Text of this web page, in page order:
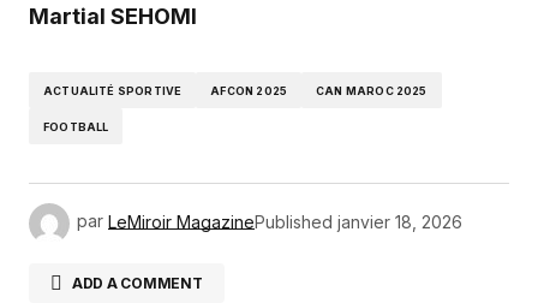
Martial SEHOMI
ACTUALITÉ SPORTIVE AFCON 2025 CAN MAROC 2025
FOOTBALL
par LeMiroir MagazinePublished janvier 18, 2026
ADD A COMMENT